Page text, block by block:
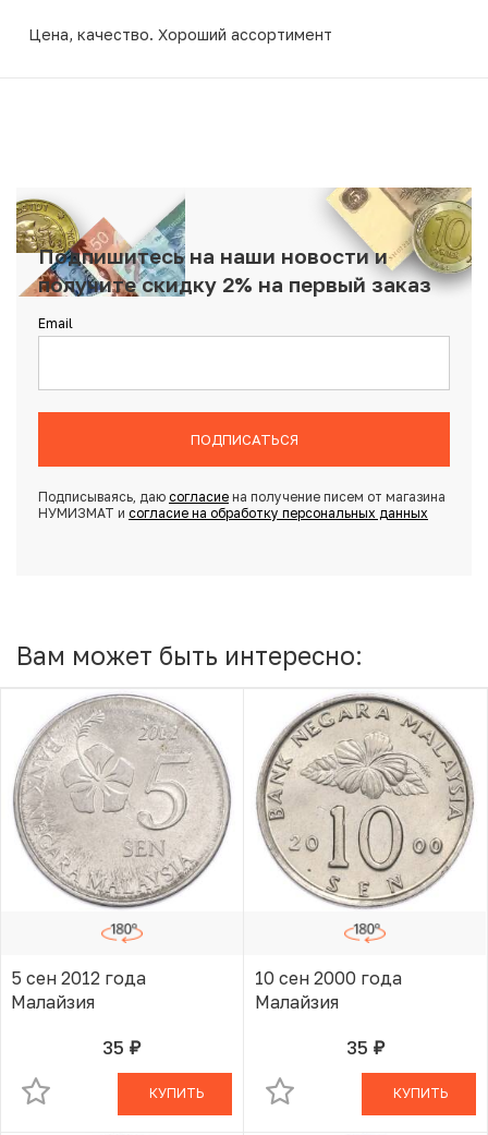
Цена, качество. Хороший ассортимент
Подпишитесь на наши новости и
получите скидку 2% на первый заказ
Email
ПОДПИСАТЬСЯ
Подписываясь, даю согласиена получение писем от магазина
НУМИЗМАТ и согласие на обработку персональных данных
Вам может быть интересно:
5 сен 2012 года
Малайзия
35 руб.В КОРЗИНЕ
КУПИТЬ
10 сен 2000 года
Малайзия
35 руб.В КОРЗИНЕ
КУПИТЬ